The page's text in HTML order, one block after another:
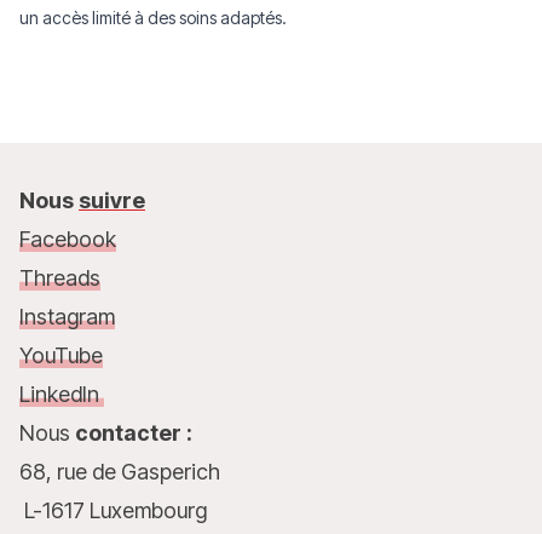
un accès limité à des soins adaptés.
Nous suivre
Facebook
Threads
Instagram
YouTube
LinkedIn
Nous contacter :
68, rue de Gasperich
L-1617 Luxembourg